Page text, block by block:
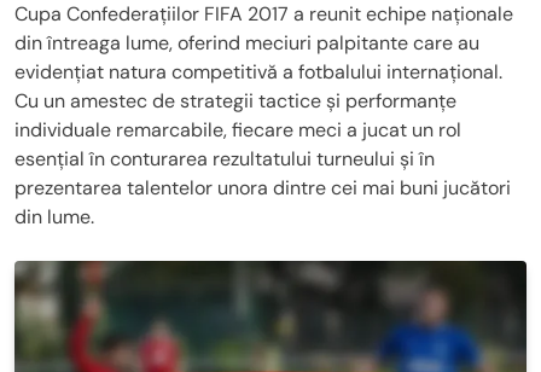
Cupa Confederațiilor FIFA 2017 a reunit echipe naționale
din întreaga lume, oferind meciuri palpitante care au
evidențiat natura competitivă a fotbalului internațional.
Cu un amestec de strategii tactice și performanțe
individuale remarcabile, fiecare meci a jucat un rol
esențial în conturarea rezultatului turneului și în
prezentarea talentelor unora dintre cei mai buni jucători
din lume.